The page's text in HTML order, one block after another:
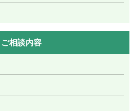
ご相談内容